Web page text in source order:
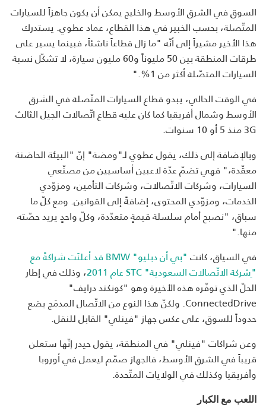
السوق في الشرق الأوسط والخليج يمكن أن يكون جاهزاً للسيارات
المتّصلة، بحسب الخبير في هذا القطاع، عماد عطوي. يستدرك
هذا الأخير مشيراً إلى أنّه "ما زال قطاعاً ناشئاً، فبينما يسير على
طرقات المنطقة بين 50 مليوناً و60 مليون سيارة، لا تشكّل نسبة
السيارات المتصّلة أكثر من 1%."
في الوقت الحالي، يبدو قطاع السيارات المتّصلة في الشرق
الأوسط وشمال أفريقيا كما كان عليه قطاع اتّصالات الجيل الثالث
3G منذ 5 أو 10 سنوات.
وبالإضافة إلى ذلك، يقول عطوي لـ"ومضة" إنّ "البيئة الحاضنة
معقّدة،" فهي تضمّ عدّة لاعبين أساسيين من مصنّعي
السيارات، وشركات الاتّصالات، وشركات التأمين، ومزوّدي
الخدمات، ومزوّدي المحتوى، إضافةً إلى القوانين. ومع كلّ ما
سباق، "نصبح أمام سلسلة قيمةٍ متعدّدة، وكلّ واحدٍ يريد حصّته
منها."
في السياق، كانت
"بي أن دبليو" BMW قد أعلنَت شراكةً مع
"ِشركة الاتّصالات السعودية" STC عام 2011
، وذلك في إطار
الحلّ الذي توفّره هذه الأخيرة وهو "كونكتد درايف"
ConnectedDrive. ولكنّ هذا النوع من الاتّصال المدمَج يضع
حدوداً للسوق، على عكس جهاز "فينلي" القابل للنقل.
وعن شراكات "فينلي" في المنطقة، يقول حيدر إنّها ستعلن
قريباً في الشرق الأوسط، فالجهاز صمّم ليعمل في أوروبا
وأفريقيا وكذلك في الولايات المتّحدة.
اللعب مع الكبار